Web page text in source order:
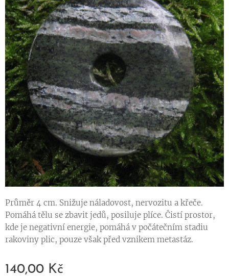
Průměr 4 cm. Snižuje náladovost, nervozitu a křeče.
Pomáhá tělu se zbavit jedů, posiluje plíce. Čistí prostor,
kde je negativní energie, pomáhá v počátečním stadiu
rakoviny plic, pouze však před vznikem metastáz.
140,00 Kč